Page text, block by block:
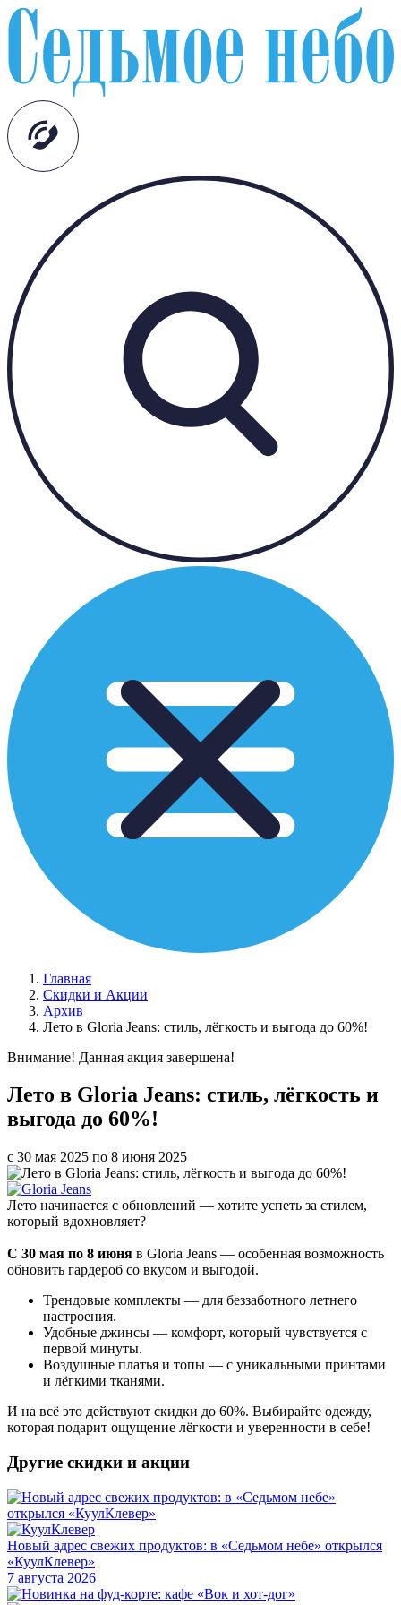
Главная
Скидки и Акции
Архив
Лето в Gloria Jeans: стиль, лёгкость и выгода до 60%!
Внимание! Данная акция завершена!
Лето в Gloria Jeans: стиль, лёгкость и
выгода до 60%!
с 30 мая 2025 по 8 июня 2025
Лето начинается с обновлений — хотите успеть за стилем,
который вдохновляет?
С 30 мая по 8 июня в Gloria Jeans — особенная возможность
обновить гардероб со вкусом и выгодой.
Трендовые комплекты — для беззаботного летнего
настроения.
Удобные джинсы — комфорт, который чувствуется с
первой минуты.
Воздушные платья и топы — с уникальными принтами
и лёгкими тканями.
И на всё это действуют скидки до 60%. Выбирайте одежду,
которая подарит ощущение лёгкости и уверенности в себе!
Другие скидки и акции
Новый адрес свежих продуктов: в «Седьмом небе» открылся
«КуулКлевер»
7 августа 2026